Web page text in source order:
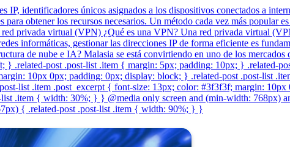
identificadores únicos asignados a los dispositivos conectados a
obtener los recursos necesarios. Un método cada vez más popular
privada virtual (VPN) ¿Qué es una VPN? Una red privada virtual
informáticas, gestionar las direcciones IP de forma eficiente es
de nube e IA? Malasia se está convirtiendo en uno de los mercados
.related-post .post-list .item { margin: 5px; padding: 10px; } .related-
10px 0px; padding: 0px; display: block; } .related-post .post-list
list .item .post_excerpt { font-size: 13px; color: #3f3f3f; margin:
.item { width: 30%; } } @media only screen and (min-width: 768px)
{ .related-post .post-list .item { width: 90%; } }